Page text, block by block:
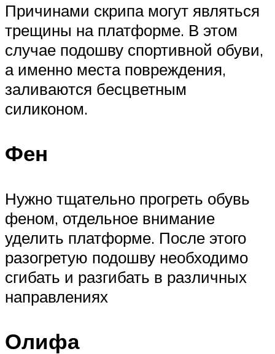
Причинами скрипа могут являться
трещины на платформе. В этом
случае подошву спортивной обуви,
а именно места повреждения,
заливаются бесцветным
силиконом.
Фен
Нужно тщательно прогреть обувь
феном, отдельное внимание
уделить платформе. После этого
разогретую подошву необходимо
сгибать и разгибать в различных
направлениях
Олифа